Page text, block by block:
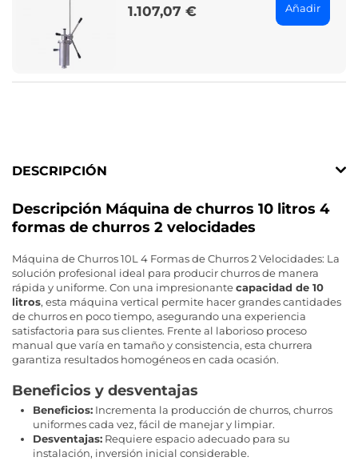
Price
1.107,07 € Añadir
DESCRIPCIÓN
Descripción Máquina de churros 10 litros 4
formas de churros 2 velocidades
Máquina de Churros 10L 4 Formas de Churros 2 Velocidades: La
solución profesional ideal para producir churros de manera
rápida y uniforme. Con una impresionantecapacidad de 10
litros, esta máquina vertical permite hacer grandes cantidades
de churros en poco tiempo, asegurando una experiencia
satisfactoria para sus clientes. Frente al laborioso proceso
manual que varía en tamaño y consistencia, esta churrera
garantiza resultados homogéneos en cada ocasión.
Beneficios y desventajas
Beneficios: Incrementa la producción de churros, churros
uniformes cada vez, fácil de manejar y limpiar.
Desventajas: Requiere espacio adecuado para su
instalación, inversión inicial considerable.